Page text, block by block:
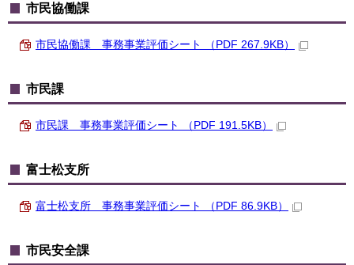
市民協働課
市民協働課 事務事業評価シート （PDF 267.9KB）
市民課
市民課 事務事業評価シート （PDF 191.5KB）
富士松支所
富士松支所 事務事業評価シート （PDF 86.9KB）
市民安全課